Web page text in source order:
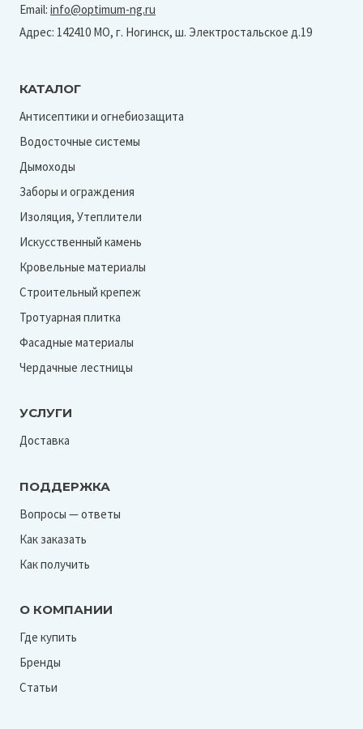
Email: info@optimum-ng.ru
Адрес: 142410 МО, г. Ногинск, ш. Электростальское д.19
КАТАЛОГ
Антисептики и огнебиозащита
Водосточные системы
Дымоходы
Заборы и ограждения
Изоляция, Утеплители
Искусственный камень
Кровельные материалы
Строительный крепеж
Тротуарная плитка
Фасадные материалы
Чердачные лестницы
УСЛУГИ
Доставка
ПОДДЕРЖКА
Вопросы — ответы
Как заказать
Как получить
О КОМПАНИИ
Где купить
Бренды
Статьи